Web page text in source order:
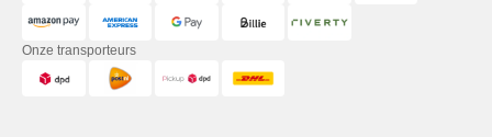
Onze transporteurs